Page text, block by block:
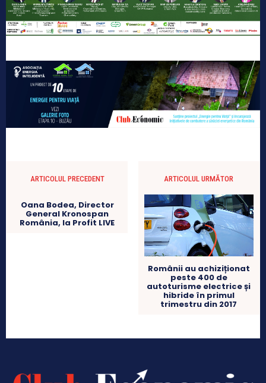
ARTICOLUL PRECEDENT
Oana Bodea, Director
General Kronospan
România, la Profit LIVE
ARTICOLUL URMĂTOR
Românii au achiziționat
peste 400 de
autoturisme electrice și
hibride în primul
trimestru din 2017